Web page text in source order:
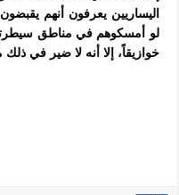
اليساريين يعرفون أنهم
لو أمسكوهم في مناطق
خوازيقاً، إلا أنه لا ضير في